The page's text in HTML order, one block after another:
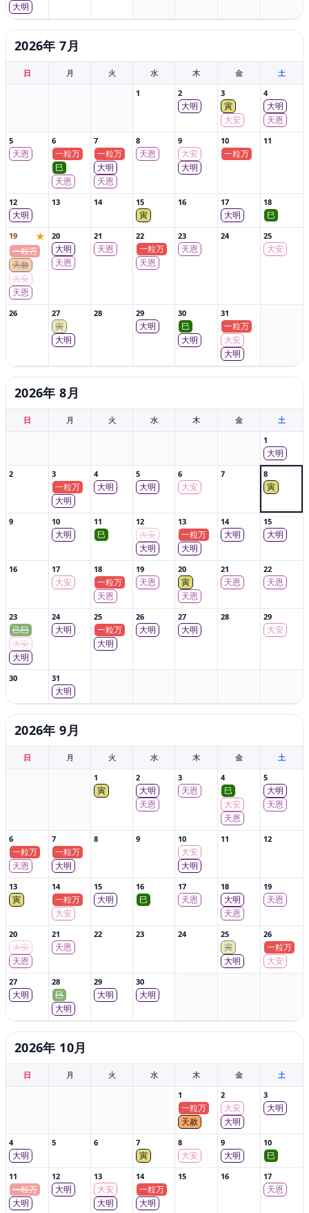
大明
2026年 7月
日 月 火 水 木 金
土
1
2
大明
3
寅
大安
4
大明
天恩
5
天恩
6
一粒万
巳
天恩
7
一粒万
大明
天恩
8
天恩
9
大安
大明
10
一粒万
11
12
大明
13 14 15
寅
16 17
大明
18
巳
19 ★
一粒万
天赦
大安
天恩
20
大明
天恩
21
天恩
22
一粒万
天恩
23
天恩
24 25
大安
26 27
寅
大明
28 29
大明
30
巳
大明
31
一粒万
大安
大明
2026年 8月
日 月 火 水 木 金
土
1
大明
2 3
一粒万
大明
4
大明
5
大明
6
大安
7 8
寅
9 10
大明
11
巳
12
大安
大明
13
一粒万
大明
14
大明
15
大明
16 17
大安
18
一粒万
天恩
19
天恩
20
寅
天恩
21
天恩
22
天恩
23
己巳
大安
大明
24
大明
25
一粒万
大明
26
大明
27
大明
28 29
大安
30 31
大明
2026年 9月
日 月 火 水 木 金
土
1
寅
2
大明
天恩
3
天恩
4
巳
大安
天恩
5
大明
天恩
6
一粒万
天恩
7
一粒万
大明
8 9 10
大安
大明
11 12
13
寅
14
一粒万
大安
15
大明
16
巳
17
天恩
18
大明
天恩
19
天恩
20
大安
天恩
21
天恩
22 23 24 25
寅
大明
26
一粒万
大安
27
大明
28
巳
大明
29
大明
30
大明
2026年 10月
日 月 火 水 木 金
土
1
一粒万
天赦
2
大安
大明
3
大明
4
大明
5 6 7
寅
8
大安
9
大明
10
巳
11
一粒万
大明
12
大明
13
大安
大明
14
一粒万
大明
15 16 17
天恩